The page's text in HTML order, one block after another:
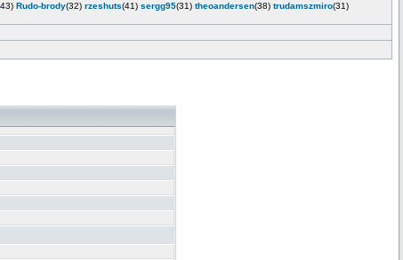
Rudo-brody(32) rzeshuts(41) sergg95(31) theoandersen(38) trudamszmiro(31)